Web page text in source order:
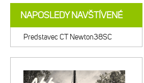
NAPOSLEDY NAVŠTÍVENÉ
Predstavec CT Newton38SC